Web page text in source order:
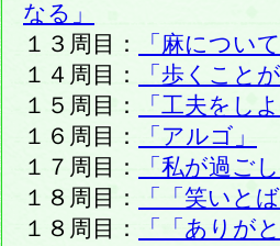
なる」
１３周目：
「麻につい
１４周目：
「歩くこと
１５周目：
「工夫をし
１６周目：
「アルゴ」
１７周目：
「私が過ご
１８周目：
「「笑いと
１８周目：
「「ありが